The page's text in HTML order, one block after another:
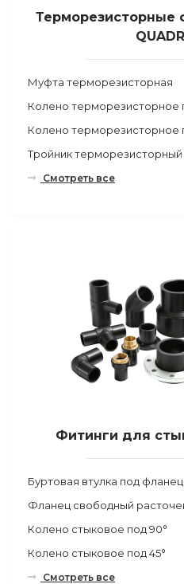
Терморезисторные
Муфта терморезисторная
Колено терморезисторное
Колено терморезисторное
Тройник терморезисторный
Смотреть все
Фитинги для
Буртовая втулка под фланец
Фланец свободный
Колено стыковое под 90°
Колено стыковое под 45°
Смотреть все